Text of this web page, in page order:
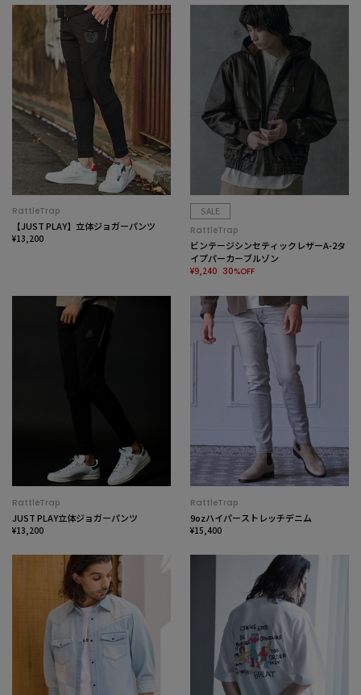
RattleTrap
【JUST PLAY】立体ジョガーパンツ
¥13,200
SALE
RattleTrap
ビンテージシンセティックレザーA-2タ
イプパーカーブルゾン
¥9,240 30%OFF
RattleTrap
JUST PLAY立体ジョガーパンツ
¥13,200
RattleTrap
9ozハイパーストレッチデニム
¥15,400